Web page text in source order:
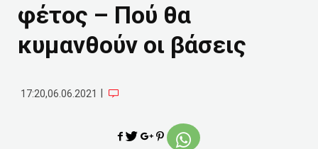
φέτος – Πού θα
κυμανθούν οι βάσεις
17:20,06.06.2021